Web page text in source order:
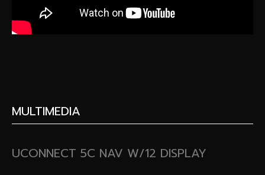
MULTIMEDIA
UCONNECT 5C NAV W/12 DISPLAY